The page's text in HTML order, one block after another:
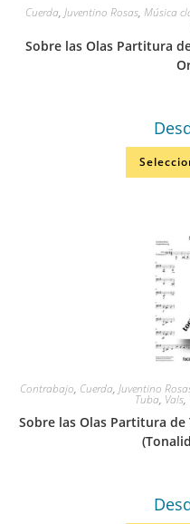
Cuerda, Juventino Rosas, Música
Sobre las Olas Partitura
Contrabajo, Cuerda, Juventino
Tuba, Vals,
Sobre las Olas Partitura